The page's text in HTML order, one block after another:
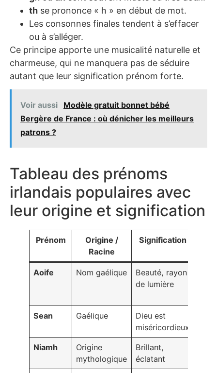
th se prononce « h » en début de mot.
Les consonnes finales tendent à s’effacer
ou à s’alléger.
Ce principe apporte une musicalité naturelle et
charmeuse, qui ne manquera pas de séduire
autant que leur signification prénom forte.
Voir aussi
Modèle gratuit bonnet bébé
Bergère de France : où dénicher les meilleurs
patrons ?
Tableau des prénoms
irlandais populaires avec
leur origine et signification
Prénom
Origine /
Racine
Signification
Aoife Nom gaélique
Beauté, rayon
de lumière
Sean Gaélique
Dieu est
miséricordieux
Niamh
Origine
mythologique
Brillant,
éclatant